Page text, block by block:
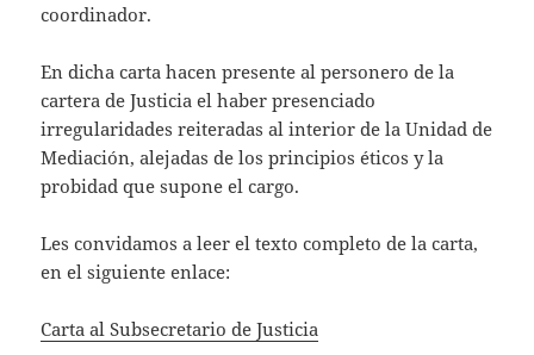
coordinador.
En dicha carta hacen presente al personero de la
cartera de Justicia el haber presenciado
irregularidades reiteradas al interior de la Unidad de
Mediación, alejadas de los principios éticos y la
probidad que supone el cargo.
Les convidamos a leer el texto completo de la carta,
en el siguiente enlace:
Carta al Subsecretario de Justicia